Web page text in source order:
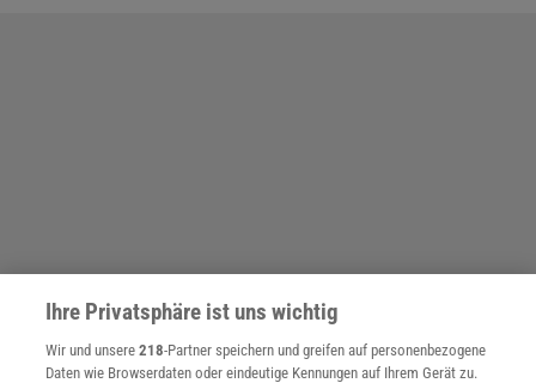
Ihre Privatsphäre ist uns wichtig
Wir und unsere218-Partner speichern und greifen auf personenbezogene
Daten wie Browserdaten oder eindeutige Kennungen auf Ihrem Gerät zu.